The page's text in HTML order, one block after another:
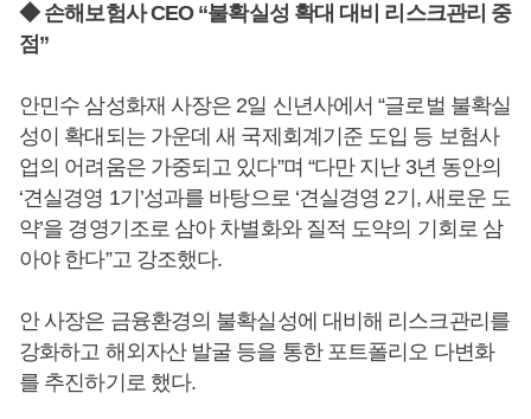
◆ 손해보험사 CEO “불확실성 확대 대비 리스크관리 중
점”
안민수 삼성화재 사장은 2일 신년사에서 “글로벌 불확실
성이 확대되는 가운데 새 국제회계기준 도입 등 보험사
업의 어려움은 가중되고 있다”며 “다만 지난 3년 동안의
‘견실경영 1기’성과를 바탕으로 ‘견실경영 2기, 새로운 도
약’을 경영기조로 삼아 차별화와 질적 도약의 기회로 삼
아야 한다”고 강조했다.
안 사장은 금융환경의 불확실성에 대비해 리스크관리를
강화하고 해외자산 발굴 등을 통한 포트폴리오 다변화
를 추진하기로 했다.